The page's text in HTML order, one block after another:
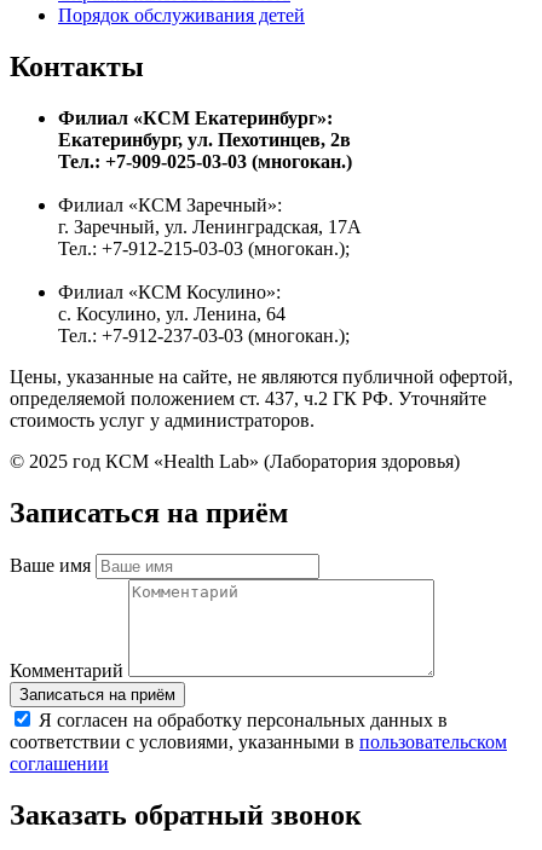
Порядок обслуживания детей
Контакты
Филиал «КСМ Екатеринбург»:
Екатеринбург, ул. Пехотинцев, 2в
Тел.: +7-909-025-03-03 (многокан.)
Филиал «КСМ Заречный»:
г. Заречный, ул. Ленинградская, 17А
Тел.: +7-912-215-03-03 (многокан.);
Филиал «КСМ Косулино»:
с. Косулино, ул. Ленина, 64
Тел.: +7-912-237-03-03 (многокан.);
Цены, указанные на сайте, не являются публичной офертой,
определяемой положением ст. 437, ч.2 ГК РФ. Уточняйте
стоимость услуг у администраторов.
© 2025 год КСМ «Health Lab» (Лаборатория здоровья)
Записаться на приём
Ваше имя
Комментарий
Я согласен на обработку персональных данных в
соответствии с условиями, указанными в пользовательском
соглашении
Заказать обратный звонок